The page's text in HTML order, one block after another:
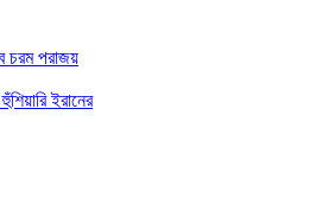
চরম পরাজয়
ইরানের